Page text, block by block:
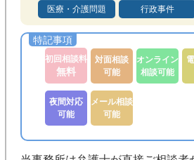
医療・介護問題 行政事件
初回相談料
無料
対面相談
可能
オンライン
相談可能
夜間対応
可能
メール相談
可能